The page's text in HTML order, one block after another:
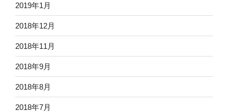
2019年1月
2018年12月
2018年11月
2018年9月
2018年8月
2018年7月